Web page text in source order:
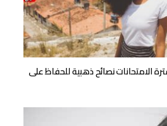
الامتحانات نصائح ذهبية للحفاظ على